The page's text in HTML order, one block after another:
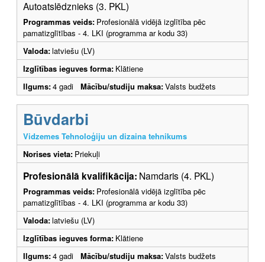
Autoatslēdznieks (3. PKL)
Programmas veids: Profesionālā vidējā izglītība pēc
pamatizglītības - 4. LKI (programma ar kodu 33)
Valoda:latviešu (LV)
Izglītības ieguves forma: Klātiene
Ilgums:4 gadi Mācību/studiju maksa:Valsts budžets
Būvdarbi
Vidzemes Tehnoloģiju un dizaina tehnikums
Norises vieta: Priekuļi
Profesionālā kvalifikācija: Namdaris (4. PKL)
Programmas veids: Profesionālā vidējā izglītība pēc
pamatizglītības - 4. LKI (programma ar kodu 33)
Valoda:latviešu (LV)
Izglītības ieguves forma: Klātiene
Ilgums:4 gadi Mācību/studiju maksa:Valsts budžets